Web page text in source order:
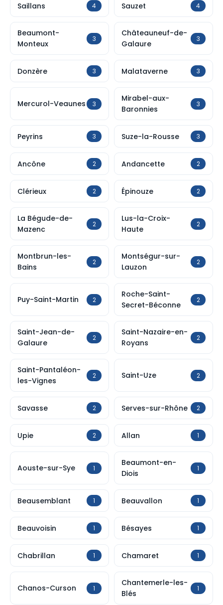
Saillans 4 Sauzet 4
Beaumont-
Monteux
3
Châteauneuf-de-
Galaure
3
Donzère 3 Malataverne 3
Mercurol-Veaunes 3
Mirabel-aux-
Baronnies
3
Peyrins 3 Suze-la-Rousse 3
Ancône 2 Andancette 2
Clérieux 2 Épinouze 2
La Bégude-de-
Mazenc
2
Lus-la-Croix-
Haute
2
Montbrun-les-
Bains
2
Montségur-sur-
Lauzon
2
Puy-Saint-Martin 2
Roche-Saint-
Secret-Béconne
2
Saint-Jean-de-
Galaure
2
Saint-Nazaire-en-
Royans
2
Saint-Pantaléon-
les-Vignes
2 Saint-Uze 2
Savasse 2 Serves-sur-Rhône 2
Upie 2 Allan 1
Aouste-sur-Sye 1
Beaumont-en-
Diois
1
Beausemblant 1 Beauvallon 1
Beauvoisin 1 Bésayes 1
Chabrillan 1 Chamaret 1
Chanos-Curson 1
Chantemerle-les-
Blés
1